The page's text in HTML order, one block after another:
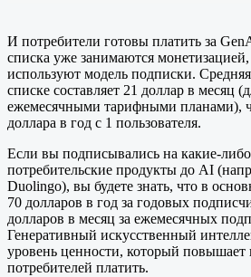
И потребители готовы платить за
списка уже занимаются
используют модель подписки.
списке составляет 21 доллар в месяц
ежемесячными тарифными планами),
доллара в год с 1 пользователя.
Если вы подписывались на какие-
потребительские продукты до AI
Duolingo), вы будете знать, что в
70 долларов в год за годовых
долларов в месяц за ежемесячных
Генеративный искусственный
уровень ценности, который повышает
потребителей платить.